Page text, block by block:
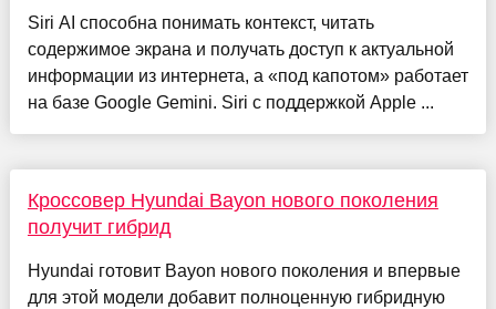
Siri AI способна понимать контекст, читать
содержимое экрана и получать доступ к актуальной
информации из интернета, а «под капотом» работает
на базе Google Gemini. Siri с поддержкой Apple ...
Кроссовер Hyundai Bayon нового поколения
получит гибрид
Hyundai готовит Bayon нового поколения и впервые
для этой модели добавит полноценную гибридную